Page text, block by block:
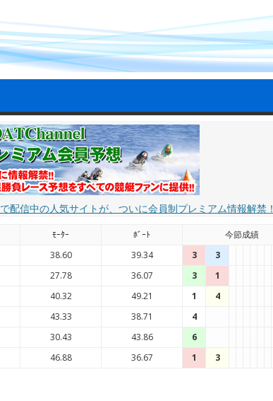
配信中の人気サイトが、ついに会員制プレミアム情報解禁！
ﾓｰﾀｰ ﾎﾞｰﾄ 今節成績
38.60 39.34 3 3
27.78 36.07 3 1
40.32 49.21 1 4
43.33 38.71 4
30.43 43.86 6
46.88 36.67 1 3